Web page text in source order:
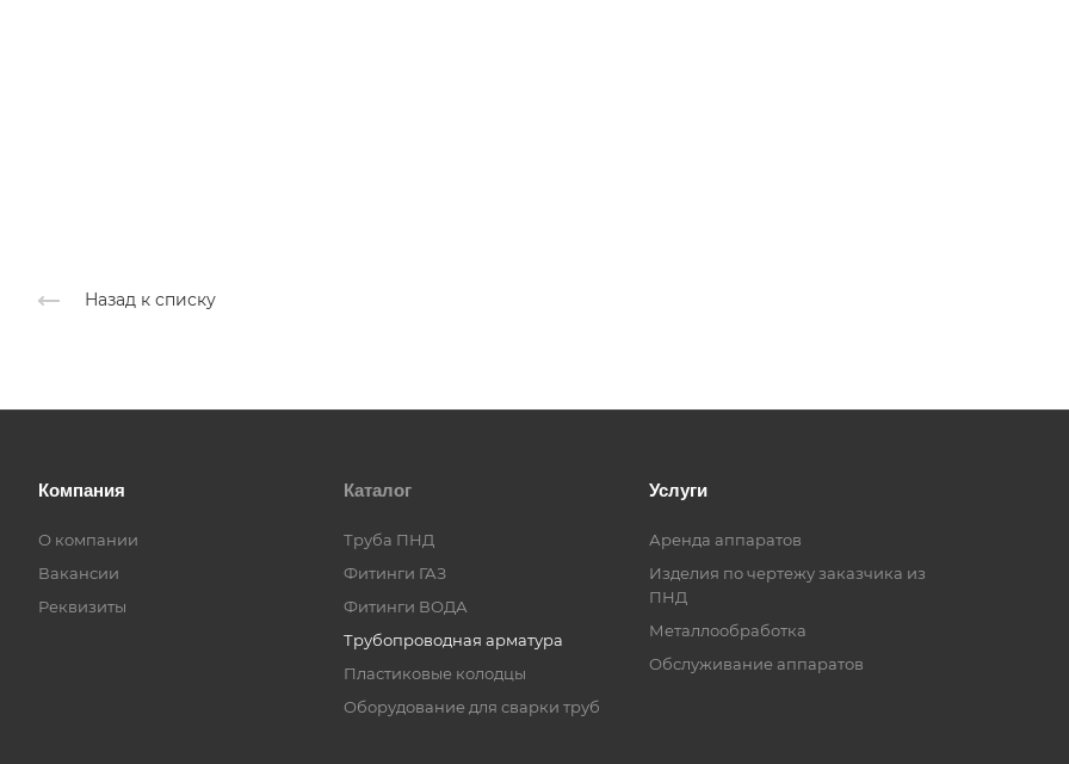
Назад к списку
Компания
О компании
Вакансии
Реквизиты
Каталог
Труба ПНД
Фитинги ГАЗ
Фитинги ВОДА
Трубопроводная арматура
Пластиковые колодцы
Оборудование для сварки труб
Услуги
Аренда аппаратов
Изделия по чертежу заказчика из
ПНД
Металлообработка
Обслуживание аппаратов